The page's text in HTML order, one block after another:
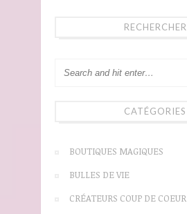
RECHERCHER
CATÉGORIES
BOUTIQUES MAGIQUES
BULLES DE VIE
CRÉATEURS COUP DE COEUR